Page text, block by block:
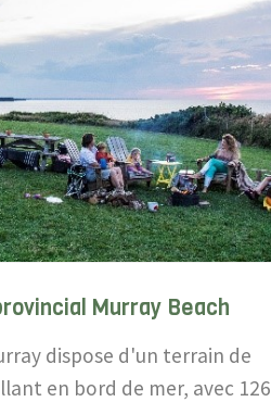
Murray Beach
dispose d'un terrain de
en bord de mer, avec 126